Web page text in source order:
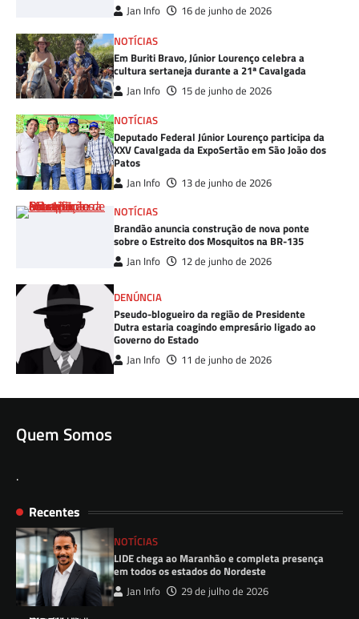
Jan Info
16 de junho de 2026
NOTÍCIAS
Em Buriti Bravo, Júnior Lourenço celebra a
cultura sertaneja durante a 21ª Cavalgada
Jan Info
15 de junho de 2026
NOTÍCIAS
Deputado Federal Júnior Lourenço participa da
XXV Cavalgada da ExpoSertão em São João dos
Patos
Jan Info
13 de junho de 2026
NOTÍCIAS
Brandão anuncia construção de nova ponte
sobre o Estreito dos Mosquitos na BR-135
Jan Info 12 de junho de 2026
DENÚNCIA
Pseudo-blogueiro da região de Presidente
Dutra estaria coagindo empresário ligado ao
Governo do Estado
Jan Info 11 de junho de 2026
Quem Somos
.
Recentes
NOTÍCIAS
LIDE chega ao Maranhão e completa presença
em todos os estados do Nordeste
Jan Info 29 de julho de 2026